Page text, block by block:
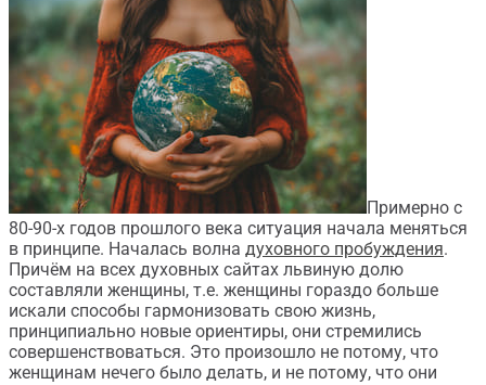
Примерно с
80-90-х годов прошлого века ситуация начала меняться
в принципе. Началась волна духовного пробуждения.
Причём на всех духовных сайтах львиную долю
составляли женщины, т.е. женщины гораздо больше
искали способы гармонизовать свою жизнь,
принципиально новые ориентиры, они стремились
совершенствоваться. Это произошло не потому, что
женщинам нечего было делать, и не потому, что они